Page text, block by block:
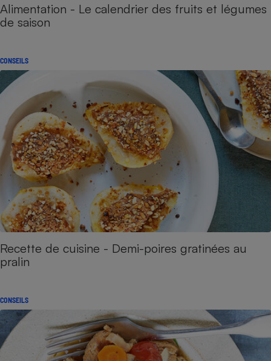
Alimentation - Le calendrier des fruits et légumes
de saison
CONSEILS
Recette de cuisine - Demi-poires gratinées au
pralin
CONSEILS